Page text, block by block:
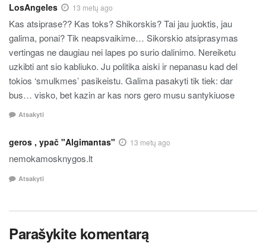
LosAngeles 13 metų ago
Kas atsiprase?? Kas toks? Shikorskis? Tai jau juoktis, jau
galima, ponai? Tik neapsvaikime… Sikorskio atsiprasymas
vertingas ne daugiau nei lapes po surio dalinimo. Nereiketu
uzkibti ant sio kabliuko. Ju politika aiski ir nepanasu kad del
tokios ‘smulkmes’ pasikeistu. Galima pasakyti tik tiek: dar
bus… visko, bet kazin ar kas nors gero musu santykiuose
Atsakyti
geros , ypač "Algimantas" 13 metų ago
nemokamosknygos.lt
Atsakyti
Parašykite komentarą